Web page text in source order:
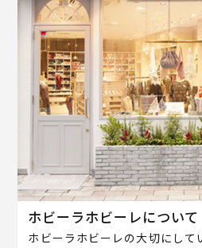
ホビーラホビーレについて
ホビーラホビーレの大切にして